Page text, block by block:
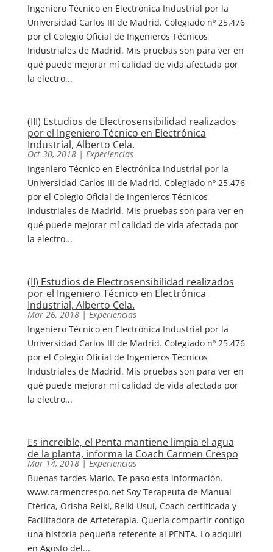
Ingeniero Técnico en Electrónica Industrial por la
Universidad Carlos III de Madrid. Colegiado nº 25.476
por el Colegio Oficial de Ingenieros Técnicos
Industriales de Madrid. Mis pruebas son para ver en
qué puede mejorar mí calidad de vida afectada por
la electro...
(III) Estudios de Electrosensibilidad realizados
por el Ingeniero Técnico en Electrónica
Industrial, Alberto Cela.
Oct 30, 2018| Experiencias
Ingeniero Técnico en Electrónica Industrial por la
Universidad Carlos III de Madrid. Colegiado nº 25.476
por el Colegio Oficial de Ingenieros Técnicos
Industriales de Madrid. Mis pruebas son para ver en
qué puede mejorar mí calidad de vida afectada por
la electro...
(II) Estudios de Electrosensibilidad realizados
por el Ingeniero Técnico en Electrónica
Industrial, Alberto Cela.
Mar 26, 2018| Experiencias
Ingeniero Técnico en Electrónica Industrial por la
Universidad Carlos III de Madrid. Colegiado nº 25.476
por el Colegio Oficial de Ingenieros Técnicos
Industriales de Madrid. Mis pruebas son para ver en
qué puede mejorar mí calidad de vida afectada por
la electro...
Es increible, el Penta mantiene limpia el agua
de la planta, informa la Coach Carmen Crespo
Mar 14, 2018| Experiencias
Buenas tardes Mario. Te paso esta información.
www.carmencrespo.net Soy Terapeuta de Manual
Etérica, Orisha Reiki, Reiki Usui, Coach certificada y
Facilitadora de Arteterapia. Quería compartir contigo
una historia pequeña referente al PENTA. Lo adquirí
en Agosto del...